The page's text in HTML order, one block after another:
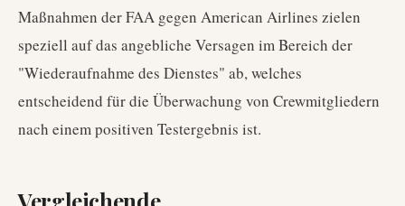
Maßnahmen der FAA gegen American Airlines zielen
speziell auf das angebliche Versagen im Bereich der
"Wiederaufnahme des Dienstes" ab, welches
entscheidend für die Überwachung von Crewmitgliedern
nach einem positiven Testergebnis ist.